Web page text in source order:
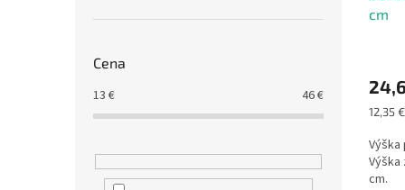
Cena
13 € 46€
cm
Měrná
12,35
Výška
Výška
cm.